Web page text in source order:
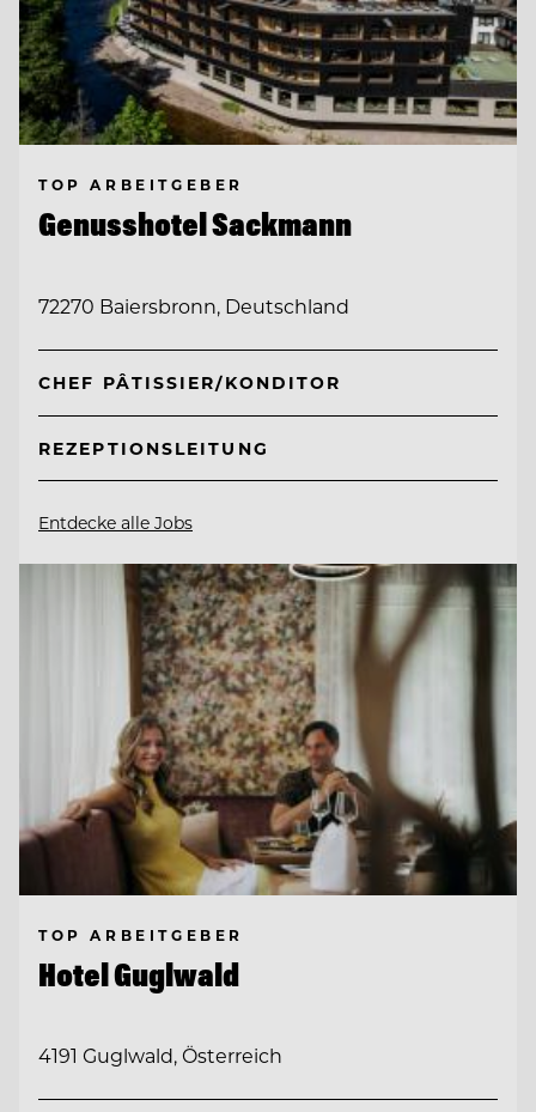
TOP ARBEITGEBER
Genusshotel Sackmann
72270 Baiersbronn, Deutschland
CHEF PÂTISSIER/KONDITOR
REZEPTIONSLEITUNG
Entdecke alle Jobs
TOP ARBEITGEBER
Hotel Guglwald
4191 Guglwald, Österreich